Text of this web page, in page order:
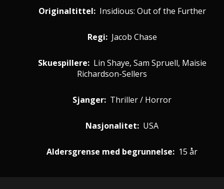
Originaltittel: Insidious: Out of the Further
Regi: Jacob Chase
Skuespillere: Lin Shaye, Sam Spruell, Maisie
Richardson-Sellers
Sjanger: Thriller / Horror
Nasjonalitet: USA
Aldersgrense med begrunnelse: 15 år